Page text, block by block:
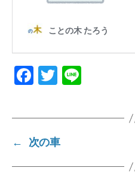
F
c
e
b
o
T
tt
er
e
← 次の車